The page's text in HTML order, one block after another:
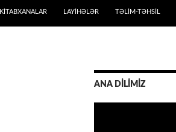
KİTABXANALAR LAYİHƏLƏR TƏLIM-TƏHSIL
ANA DİLİMİZ